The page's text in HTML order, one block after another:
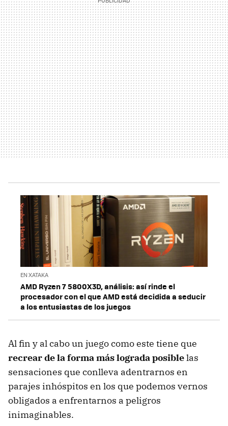
EN XATAKA
AMD Ryzen 7 5800X3D, análisis: así rinde el
procesador con el que AMD está decidida a seducir
a los entusiastas de los juegos
Al fin y al cabo un juego como este tiene que
recrear de la forma más lograda posiblelas
sensaciones que conlleva adentrarnos en
parajes inhóspitos en los que podemos vernos
obligados a enfrentarnos a peligros
inimaginables.